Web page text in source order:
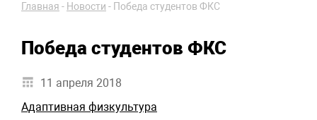
Главная - Новости - Победа студентов ФКС
Победа студентов ФКС
11 апреля 2018
Адаптивная физкультура